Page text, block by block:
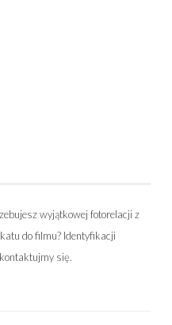
wyjątkowej fotorelacji z
do filmu? Identyfikacji
się.